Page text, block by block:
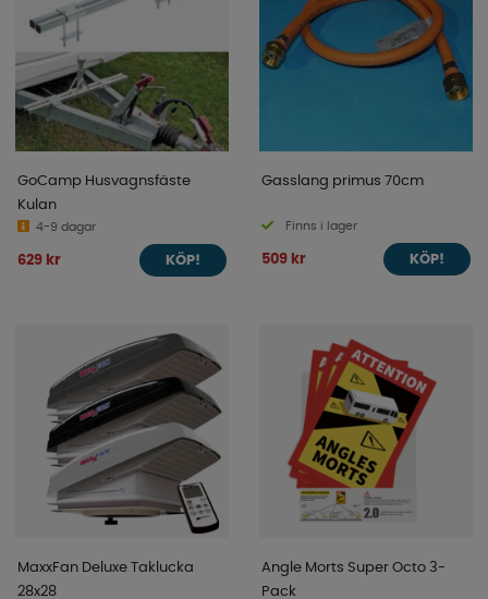
GoCamp Husvagnsfäste
Kulan
4-9 dagar
629 kr KÖP!
Gasslang primus 70cm
Finns i lager
509 kr KÖP!
MaxxFan Deluxe Taklucka
28x28
Angle Morts Super Octo 3-
Pack